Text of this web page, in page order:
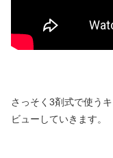
さっそく3剤式で使う
ビューしていきます。